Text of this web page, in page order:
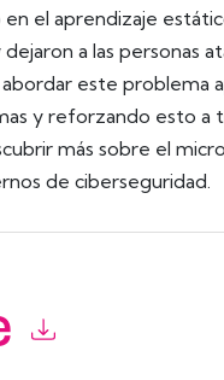
el aprendizaje
a las personas
este problema
y reforzando esto a
más sobre el
de ciberseguridad.